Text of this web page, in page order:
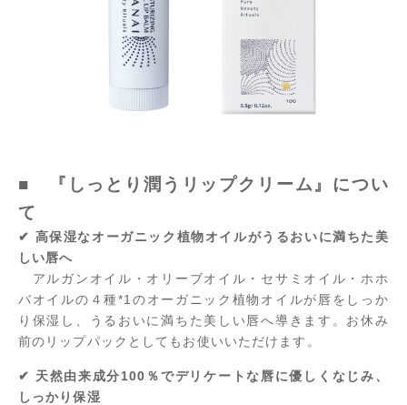
■ 『しっとり潤うリップクリーム』につい
て
✔ 高保湿なオーガニック植物オイルがうるおいに満ちた美
しい唇へ
アルガンオイル・オリーブオイル・セサミオイル・ホホ
バオイルの４種*1のオーガニック植物オイルが唇をしっか
り保湿し、うるおいに満ちた美しい唇へ導きます。お休み
前のリップパックとしてもお使いいただけます。
✔ 天然由来成分100％でデリケートな唇に優しくなじみ、
しっかり保湿